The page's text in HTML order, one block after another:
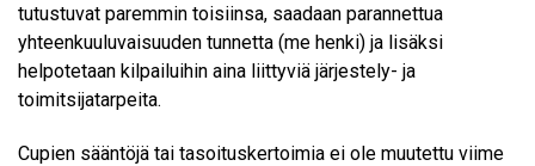
tutustuvat paremmin toisiinsa, saadaan parannettua
yhteenkuuluvaisuuden tunnetta (me henki) ja lisäksi
helpotetaan kilpailuihin aina liittyviä järjestely- ja
toimitsijatarpeita.
Cupien sääntöjä tai tasoituskertoimia ei ole muutettu viime